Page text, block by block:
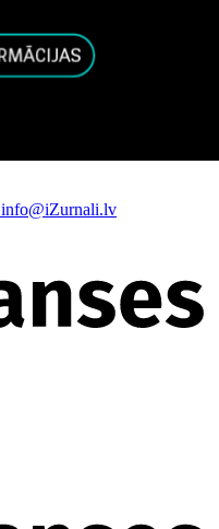
info@iZurnali.lv